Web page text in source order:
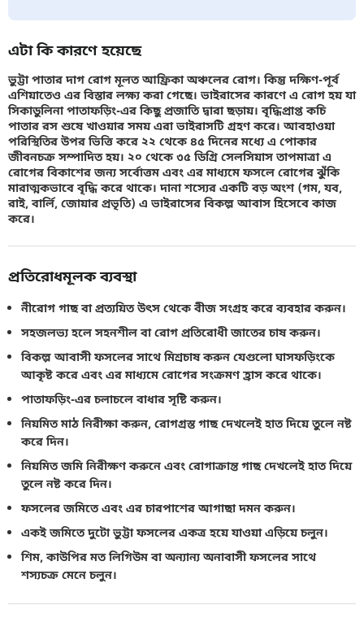
এটা কি কারণে হয়েছে
ভুট্টা পাতার দাগ রোগ মূলত আফ্রিকা অঞ্চলের রোগ। কিন্তু দক্ষিণ-পূর্ব
এশিয়াতেও এর বিস্তার লক্ষ্য করা গেছে। ভাইরাসের কারণে এ রোগ হয় যা
সিকাডুলিনা পাতাফড়িং-এর কিছু প্রজাতি দ্বারা ছড়ায়। বৃদ্ধিপ্রাপ্ত কচি
পাতার রস শুষে খাওয়ার সময় এরা ভাইরাসটি গ্রহণ করে। আবহাওয়া
পরিস্থিতির উপর ভিত্তি করে ২২ থেকে ৪৫ দিনের মধ্যে এ পোকার
জীবনচক্র সম্পাদিত হয়। ২০ থেকে ৩৫ ডিগ্রি সেলসিয়াস তাপমাত্রা এ
রোগের বিকাশের জন্য সর্বোত্তম এবং এর মাধ্যমে ফসলে রোগের ঝুঁকি
মারাত্মকভাবে বৃদ্ধি করে থাকে। দানা শস্যের একটি বড় অংশ (গম, যব,
রাই, বার্লি, জোয়ার প্রভৃতি) এ ভাইরাসের বিকল্প আবাস হিসেবে কাজ
করে।
প্রতিরোধমূলক ব্যবস্থা
নীরোগ গাছ বা প্রত্যয়িত উৎস থেকে বীজ সংগ্রহ করে ব্যবহার করুন।
সহজলভ্য হলে সহনশীল বা রোগ প্রতিরোধী জাতের চাষ করুন।
বিকল্প আবাসী ফসলের সাথে মিশ্রচাষ করুন যেগুলো ঘাসফড়িংকে
আকৃষ্ট করে এবং এর মাধ্যমে রোগের সংক্রমণ হ্রাস করে থাকে।
পাতাফড়িং-এর চলাচলে বাধার সৃষ্টি করুন।
নিয়মিত মাঠ নিরীক্ষা করুন, রোগগ্রস্ত গাছ দেখলেই হাত দিয়ে তুলে নষ্ট
করে দিন।
নিয়মিত জমি নিরীক্ষণ করুনে এবং রোগাক্রান্ত গাছ দেখলেই হাত দিয়ে
তুলে নষ্ট করে দিন।
ফসলের জমিতে এবং এর চারপাশের আগাছা দমন করুন।
একই জমিতে দুটো ভুট্টা ফসলের একত্র হয়ে যাওয়া এড়িয়ে চলুন।
শিম, কাউপির মত লিগিউম বা অন্যান্য অনাবাসী ফসলের সাথে
শস্যচক্র মেনে চলুন।